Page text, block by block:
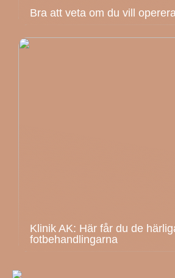
Bra att veta om du vill
Klinik AK: Här får du de
fotbehandlingarna